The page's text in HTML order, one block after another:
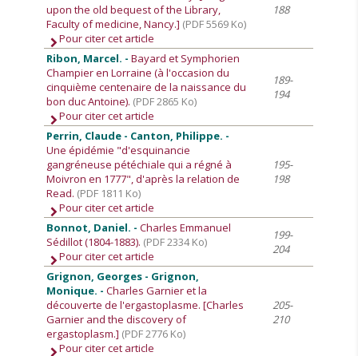
upon the old bequest of the Library,
Faculty of medicine, Nancy.] (PDF 5569 Ko)
Pour citer cet article
188
Ribon, Marcel. -Bayard et Symphorien
Champier en Lorraine (à l'occasion du
cinquième centenaire de la naissance du
bon duc Antoine). (PDF 2865 Ko)
Pour citer cet article
189-
194
Perrin, Claude - Canton, Philippe. -
Une épidémie "d'esquinancie
gangréneuse pétéchiale qui a régné à
Moivron en 1777", d'après la relation de
Read. (PDF 1811 Ko)
Pour citer cet article
195-
198
Bonnot, Daniel. -Charles Emmanuel
Sédillot (1804-1883). (PDF 2334 Ko)
Pour citer cet article
199-
204
Grignon, Georges - Grignon,
Monique. -Charles Garnier et la
découverte de l'ergastoplasme. [Charles
Garnier and the discovery of
ergastoplasm.] (PDF 2776 Ko)
Pour citer cet article
205-
210